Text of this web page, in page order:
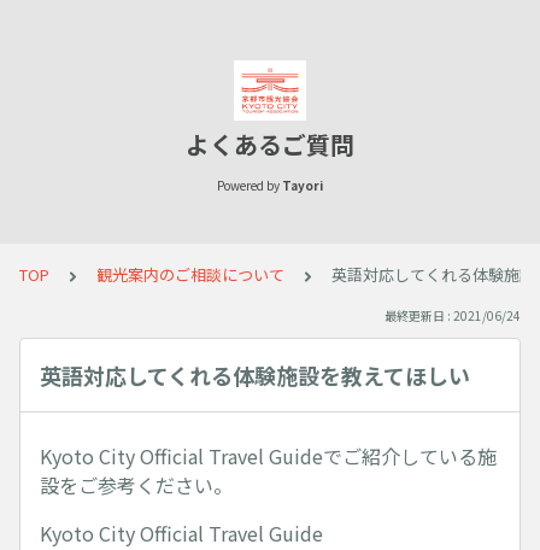
よくあるご質問
Powered by Tayori
TOP 観光案内のご相談について 英語対応してくれる体験施
最終更新日 : 2021/06/24
英語対応してくれる体験施設を教えてほしい
Kyoto City Official Travel Guideでご紹介している施
設をご参考ください。
Kyoto City Official Travel Guide